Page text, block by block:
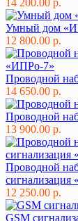
Умный дом
12 800.00 р.
Проводной
14 650.00 р.
Проводной
13 900.00 р.
Проводной
сигнализация
12 250.00 р.
GSM